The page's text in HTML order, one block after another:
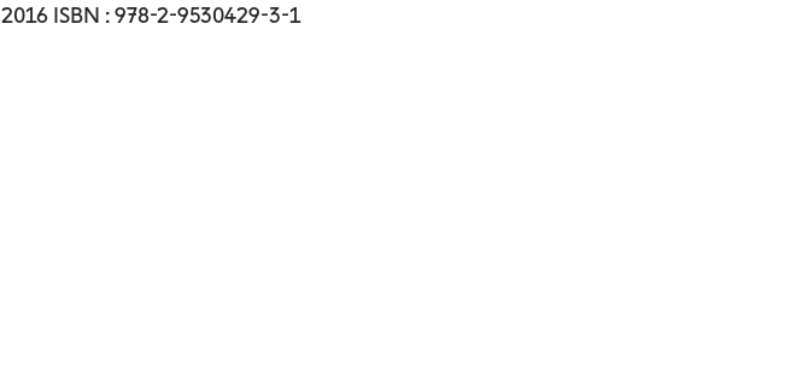
2016 ISBN : 978-2-9530429-3-1